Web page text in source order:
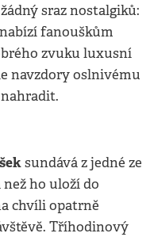
sraz nostalgiků:
fanouškům
zvuku luxusní
navzdory oslnivému
sundává z jedné ze
ho uloží do
chvíli opatrně
Tříhodinový